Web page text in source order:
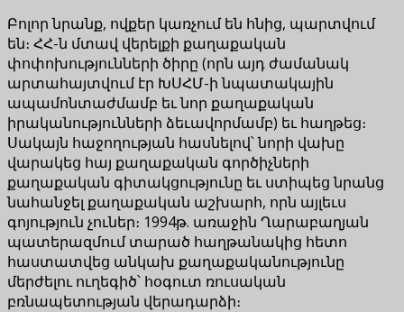
Բոլոր նրանք, ովքեր կառչում են հնից, պարտվում
են։ ՀՀ-ն մտավ վերելքի քաղաքական
փոփոխությունների ծիրը (որն այդ ժամանակ
արտահայտվում էր ԽՍՀՄ-ի նպատակային
ապամոնտաժմամբ եւ նոր քաղաքական
իրականությունների ձեւավորմամբ) եւ հաղթեց։
Սակայն հաջողության հասնելով՝ նորի վախը
վարակեց հայ քաղաքական գործիչների
քաղաքական գիտակցությունը եւ ստիպեց նրանց
նահանջել քաղաքական աշխարհ, որն այլեւս
գոյություն չուներ։ 1994թ. առաջին Ղարաբաղյան
պատերազմում տարած հաղթանակից հետո
հաստատվեց անկախ քաղաքականությունը
մերժելու ուղեգիծ՝ հօգուտ ռուսական
բռնապետության վերադարձի։